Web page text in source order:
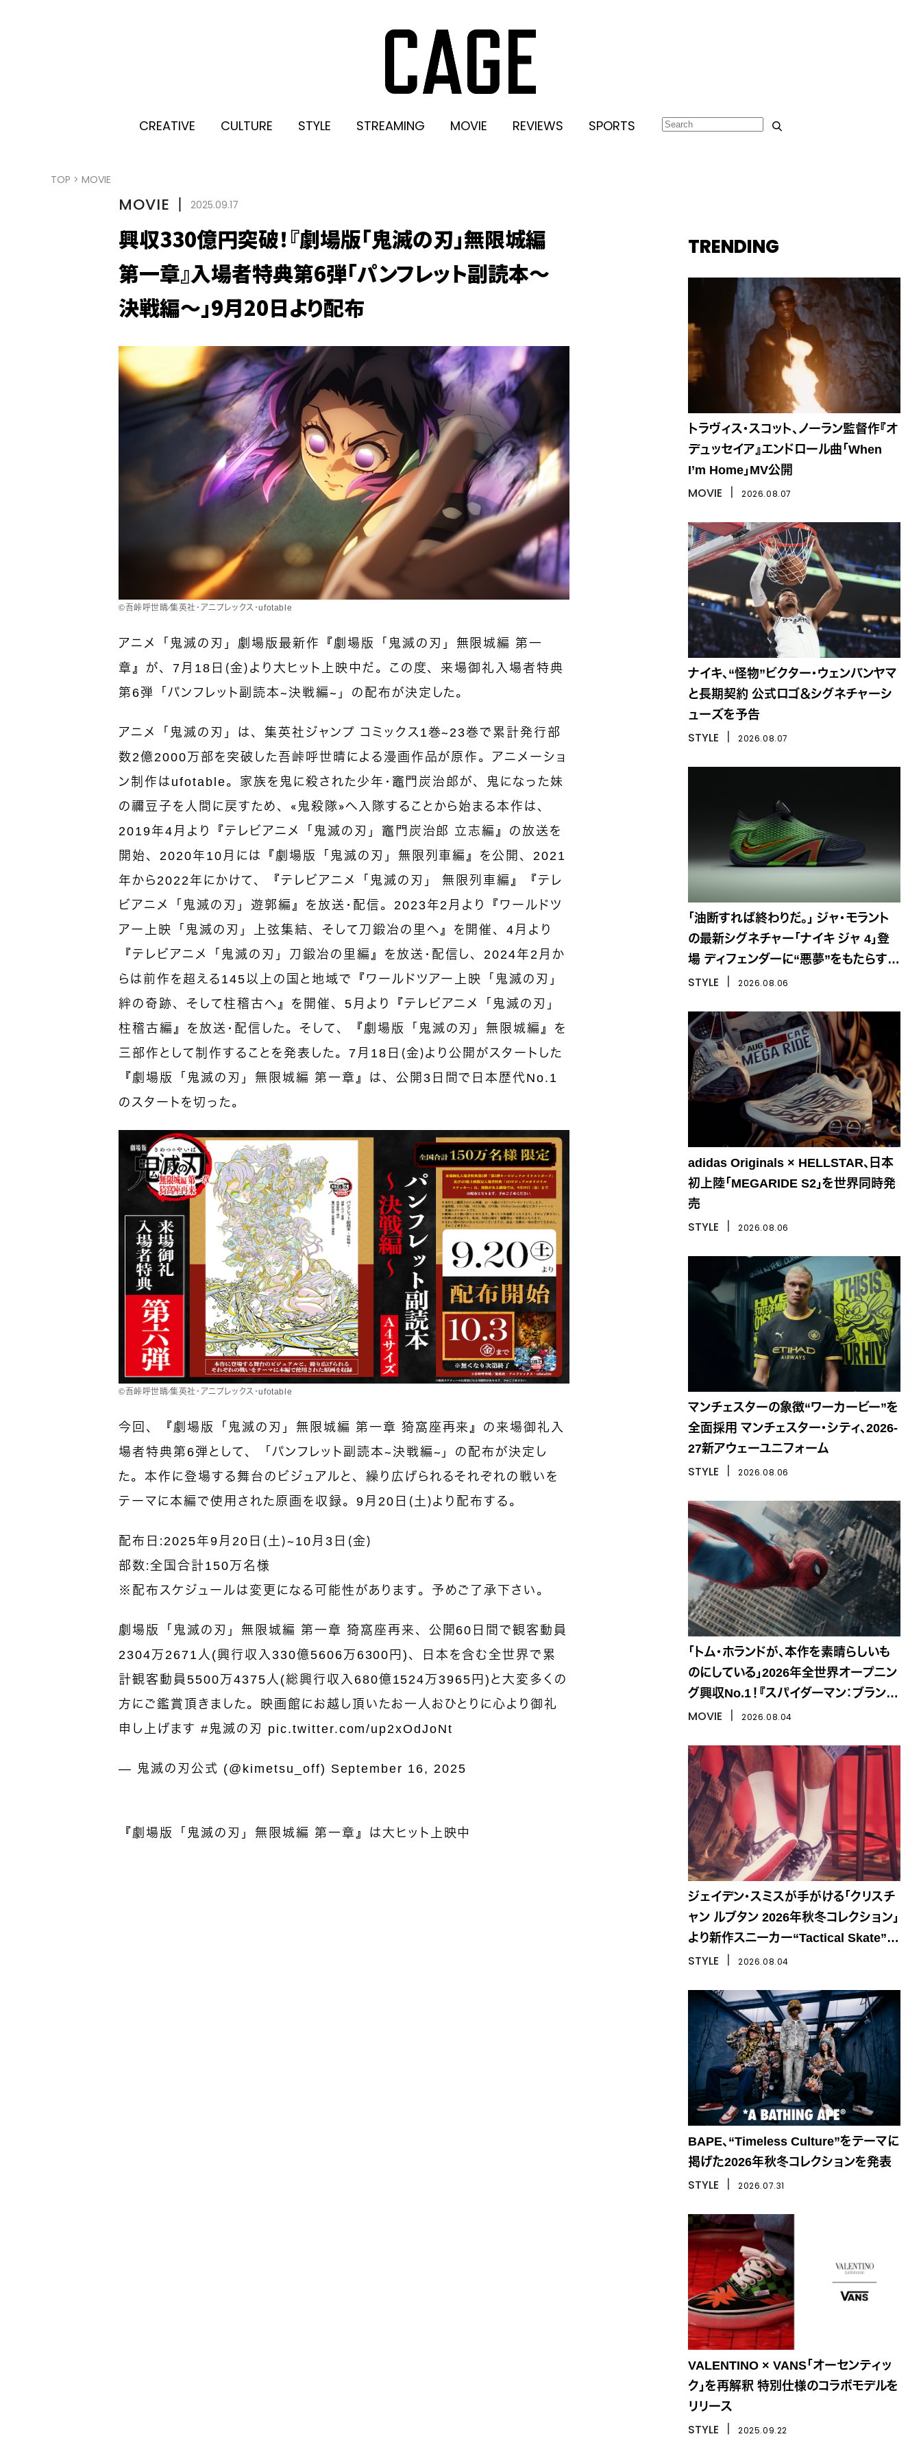
CREATIVE CULTURE STYLE STREAMING MOVIE REVIEWS SPORTS
TOP > MOVIE
MOVIE 丨 2025.09.17
興収330億円突破！『劇場版「鬼滅の刃」無限城編
第一章』入場者特典第6弾「パンフレット副読本～
決戦編～」9月20日より配布
©︎吾峠呼世晴／集英社・アニプレックス・ufotable
アニメ「鬼滅の刃」劇場版最新作『劇場版「鬼滅の刃」無限城編 第一
章』が、7月18日（金）より大ヒット上映中だ。この度、来場御礼入場者特典
第6弾「パンフレット副読本～決戦編～」の配布が決定した。
アニメ「鬼滅の刃」は、集英社ジャンプ コミックス1巻～23巻で累計発行部
数2億2000万部を突破した吾峠呼世晴による漫画作品が原作。アニメーショ
ン制作はufotable。家族を鬼に殺された少年・竈門炭治郎が、鬼になった妹
の禰󠄀豆子を人間に戻すため、《鬼殺隊》へ入隊することから始まる本作は、
2019年4月より『テレビアニメ「鬼滅の刃」竈門炭治郎 立志編』の放送を
開始、2020年10月には『劇場版「鬼滅の刃」無限列車編』を公開、2021
年から2022年にかけて、『テレビアニメ「鬼滅の刃」 無限列車編』『テレ
ビアニメ「鬼滅の刃」遊郭編』を放送・配信。2023年2月より『ワールドツ
アー上映「鬼滅の刃」上弦集結、そして刀鍛冶の里へ』を開催、4月より
『テレビアニメ「鬼滅の刃」刀鍛冶の里編』を放送・配信し、2024年2月か
らは前作を超える145以上の国と地域で『ワールドツアー上映「鬼滅の刃」
絆の奇跡、そして柱稽古へ』を開催、5月より『テレビアニメ「鬼滅の刃」
柱稽古編』を放送・配信した。そして、『劇場版「鬼滅の刃」無限城編』を
三部作として制作することを発表した。7月18日（金）より公開がスタートした
『劇場版「鬼滅の刃」無限城編 第一章』は、公開3日間で日本歴代No.1
のスタートを切った。
©︎吾峠呼世晴／集英社・アニプレックス・ufotable
今回、『劇場版「鬼滅の刃」無限城編 第一章 猗窩座再来』の来場御礼入
場者特典第6弾として、「パンフレット副読本～決戦編～」の配布が決定し
た。本作に登場する舞台のビジュアルと、繰り広げられるそれぞれの戦いを
テーマに本編で使用された原画を収録。9月20日（土）より配布する。
配布日：2025年9月20日（土）～10月3日（金）
部数：全国合計150万名様
※配布スケジュールは変更になる可能性があります。予めご了承下さい。
劇場版「鬼滅の刃」無限城編 第一章 猗窩座再来、公開60日間で観客動員
2304万2671人(興行収入330億5606万6300円)、日本を含む全世界で累
計観客動員5500万4375人(総興行収入680億1524万3965円)と大変多くの
方にご鑑賞頂きました。映画館にお越し頂いたお一人おひとりに心より御礼
申し上げます #鬼滅の刃 pic.twitter.com/up2xOdJoNt
— 鬼滅の刃公式 (@kimetsu_off) September 16, 2025
『劇場版「鬼滅の刃」無限城編 第一章』は大ヒット上映中
TRENDING
トラヴィス・スコット、ノーラン監督作『オ
デュッセイア』エンドロール曲「When
I’m Home」MV公開
MOVIE 2026.08.07
ナイキ、“怪物”ビクター・ウェンバンヤマ
と長期契約 公式ロゴ＆シグネチャーシ
ューズを予告
STYLE 2026.08.07
「油断すれば終わりだ。」 ジャ・モラント
の最新シグネチャー「ナイキ ジャ 4」登
場 ディフェンダーに“悪夢”をもたらす一
足
STYLE 2026.08.06
adidas Originals × HELLSTAR、日本
初上陸「MEGARIDE S2」を世界同時発
売
STYLE 2026.08.06
マンチェスターの象徴“ワーカービー”を
全面採用 マンチェスター・シティ、2026-
27新アウェーユニフォーム
STYLE 2026.08.06
「トム・ホランドが、本作を素晴らしいも
のにしている」2026年全世界オープニン
グ興収No.1！『スパイダーマン：ブラン
ド・ニュー・デイ』
MOVIE 2026.08.04
ジェイデン・スミスが手がける「クリスチ
ャン ルブタン 2026年秋冬コレクション」
より新作スニーカー“Tactical Skate”が
登場
STYLE 2026.08.04
BAPE、“Timeless Culture”をテーマに
掲げた2026年秋冬コレクションを発表
STYLE 2026.07.31
VALENTINO × VANS「オーセンティッ
ク」を再解釈 特別仕様のコラボモデルを
リリース
STYLE 2025.09.22